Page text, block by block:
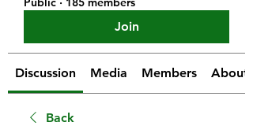
Join
Discussion Media Members About
Back